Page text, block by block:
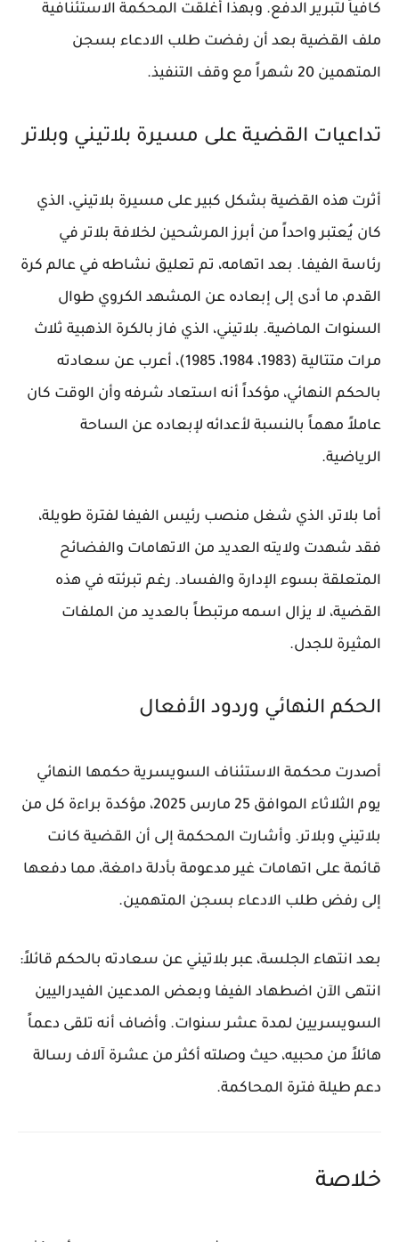
كافياً لتبرير الدفع. وبهذا أغلقت المحكمة الاستئنافية
ملف القضية بعد أن رفضت طلب الادعاء بسجن
المتهمين 20 شهراً مع وقف التنفيذ.
تداعيات القضية على مسيرة بلاتيني وبلاتر
أثرت هذه القضية بشكل كبير على مسيرة بلاتيني، الذي
كان يُعتبر واحداً من أبرز المرشحين لخلافة بلاتر في
رئاسة الفيفا. بعد اتهامه، تم تعليق نشاطه في عالم كرة
القدم، ما أدى إلى إبعاده عن المشهد الكروي طوال
السنوات الماضية. بلاتيني، الذي فاز بالكرة الذهبية ثلاث
مرات متتالية (1983، 1984، 1985)، أعرب عن سعادته
بالحكم النهائي، مؤكداً أنه استعاد شرفه وأن الوقت كان
عاملاً مهماً بالنسبة لأعدائه لإبعاده عن الساحة
الرياضية.
أما بلاتر، الذي شغل منصب رئيس الفيفا لفترة طويلة،
فقد شهدت ولايته العديد من الاتهامات والفضائح
المتعلقة بسوء الإدارة والفساد. رغم تبرئته في هذه
القضية، لا يزال اسمه مرتبطاً بالعديد من الملفات
المثيرة للجدل.
الحكم النهائي وردود الأفعال
أصدرت محكمة الاستئناف السويسرية حكمها النهائي
يوم الثلاثاء الموافق 25 مارس 2025، مؤكدة براءة كل من
بلاتيني وبلاتر. وأشارت المحكمة إلى أن القضية كانت
قائمة على اتهامات غير مدعومة بأدلة دامغة، مما دفعها
إلى رفض طلب الادعاء بسجن المتهمين.
بعد انتهاء الجلسة، عبر بلاتيني عن سعادته بالحكم قائلاً:
انتهى الآن اضطهاد الفيفا وبعض المدعين الفيدراليين
السويسريين لمدة عشر سنوات. وأضاف أنه تلقى دعماً
هائلاً من محبيه، حيث وصلته أكثر من عشرة آلاف رسالة
دعم طيلة فترة المحاكمة.
خلاصة